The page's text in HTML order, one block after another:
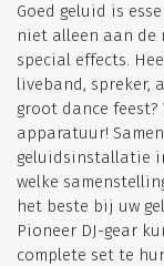
Goed geluid is
niet alleen aan de
special effects.
liveband, spreker,
groot dance
apparatuur!
geluidsinstallatie
welke
het beste bij uw
Pioneer DJ-gear
complete set te